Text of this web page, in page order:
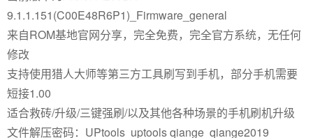
9.1.1.151(C00E48R6P1)_Firmware_general
来自ROM基地官网分享，完全免费，完全官方系统，无任何
修改
支持使用猎人大师等第三方工具刷写到手机，部分手机需要
短接1.00
适合救砖/升级/三键强刷/以及其他各种场景的手机刷机升级
文件解压密码：UPtools uptools qiange qiange2019